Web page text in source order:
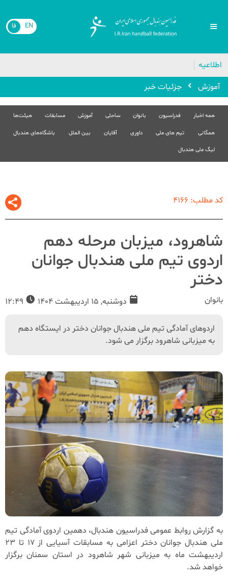
EN فا
اطلاعیه
🔴
آموزش
جزئیات خبر
همه اخبار فدراسیون بانوان ساحلی آموزش مسابقات هیئت‌ها
همگانی تیم های ملی داوری آقایان بین الملل باشگاه‌های هندبال
لیگ ملی هندبال
کد مطلب: 4166
شاهرود، میزبان مرحله دهم
اردوی تیم ملی هندبال جوانان
دختر
بانوان دوشنبه, 15 اردیبهشت 1404
اردوهای آمادگی تیم ملی هندبال جوانان دختر در ایستگاه دهم
به میزبانی شاهرود برگزار می شود.
به گزارش روابط عمومی فدراسیون هندبال، دهمین اردوی آمادگی تیم
ملی هندبال جوانان دختر اعزامی به مسابقات آسیایی از 17 تا 23
اردیبهشت ماه به میزبانی شهر شاهرود در استان سمنان برگزار
خواهد شد.